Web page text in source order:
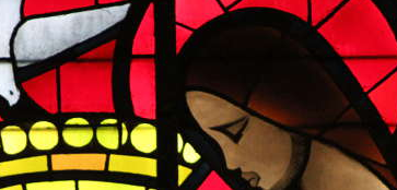
LES ANGELOTS
LE PAVILLON ROYAL
LE CLOCHER ET SON CARILLON
LE TRÉSOR DE LA CATHÉDRALE